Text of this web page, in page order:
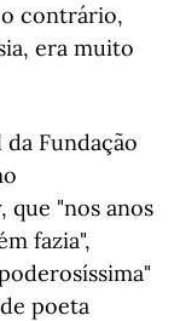
contrário,
era muito
Fundação
"nos anos
fazia",
poeta